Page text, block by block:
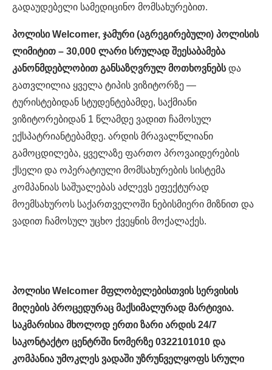
გადაუდებელი სამედიცინო მომსახურებით.
პოლისი Welcomer, ჯამური (აგრეგირებული) პოლისის
ლიმიტით – 30,000 ლარი სრულად შეესაბამება
კანონმდებლობით განსაზღვრულ მოთხოვნებსდა
გათვლილია ყველა ტიპის ვიზიტორზე —
ტურისტებიდან სტუდენტებამდე, საქმიანი
ვიზიტორებიდან 1 წლამდე ვადით ჩამოსულ
ექსპატრიანტებამდე. არდის მრავალწლიანი
გამოცდილება, ყველაზე ფართო პროვაიდერების
ქსელი და ოპერატიული მომსახურების სისტემა
კომპანიას საშუალებას აძლევს ეფექტურად
მოემსახუროს საქართველოში ნებისმიერი მიზნით და
ვადით ჩამოსულ უცხო ქვეყნის მოქალაქეს.
პოლისიWelcomer მფლობელებისთვის სერვისის
მიღების პროცედურაც მაქსიმალურად მარტივია.
საკმარისია მხოლოდ ერთი ზარი არდის 24/7
საკონტაქტო ცენტრში ნომერზე 0322101010 და
კომპანია უმოკლეს ვადაში უზრუნველყოფს სრული